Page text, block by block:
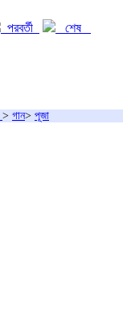
পরবর্তী
শেষ
> গান> পূজা